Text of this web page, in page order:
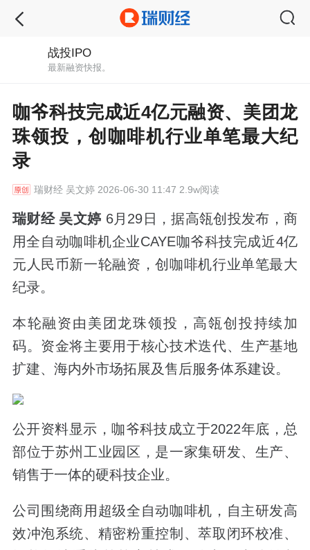
战投IPO
最新融资快报。
咖爷科技完成近4亿元融资、美团龙
珠领投，创咖啡机行业单笔最大纪
录
瑞财经吴文婷 2026-06-30 11:47 2.9w阅读
瑞财经 吴文婷 6月29日，据高瓴创投发布，商
用全自动咖啡机企业CAYE咖爷科技完成近4亿
元人民币新一轮融资，创咖啡机行业单笔最大
纪录。
本轮融资由美团龙珠领投，高瓴创投持续加
码。资金将主要用于核心技术迭代、生产基地
扩建、海内外市场拓展及售后服务体系建设。
公开资料显示，咖爷科技成立于2022年底，总
部位于苏州工业园区，是一家集研发、生产、
销售于一体的硬科技企业。
公司围绕商用超级全自动咖啡机，自主研发高
效冲泡系统、精密粉重控制、萃取闭环校准、